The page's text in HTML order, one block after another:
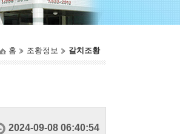
홈 조황정보 갈치조황
2024-09-08 06:40:54